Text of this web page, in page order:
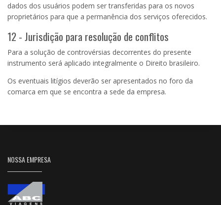
dados dos usuários podem ser transferidas para os novos
proprietários para que a permanência dos serviços oferecidos.
12 - Jurisdição para resolução de conflitos
Para a solução de controvérsias decorrentes do presente
instrumento será aplicado integralmente o Direito brasileiro.
Os eventuais litígios deverão ser apresentados no foro da
comarca em que se encontra a sede da empresa.
NOSSA EMPRESA